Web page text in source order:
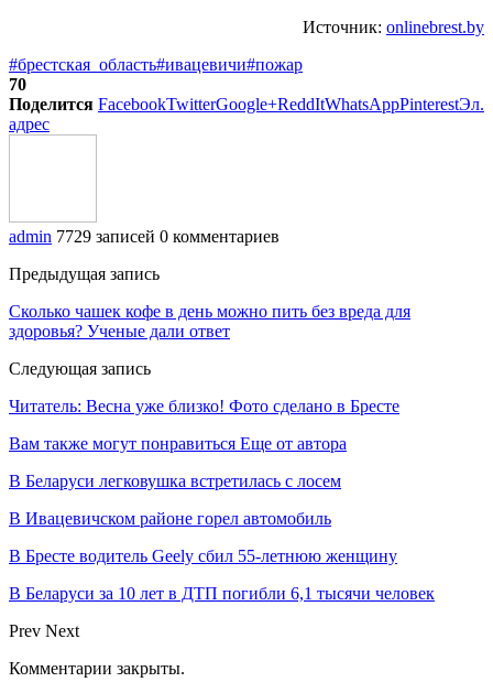
Источник: onlinebrest.by
#брестская_область#ивацевичи#пожар
70
Поделится FacebookTwitterGoogle+ReddItWhatsAppPinterestЭл.
адрес
admin 7729 записей 0 комментариев
Предыдущая запись
Сколько чашек кофе в день можно пить без вреда для
здоровья? Ученые дали ответ
Следующая запись
Читатель: Весна уже близко! Фото сделано в Бресте
Вам также могут понравиться Еще от автора
В Беларуси легковушка встретилась с лосем
В Ивацевичском районе горел автомобиль
В Бресте водитель Geely сбил 55-летнюю женщину
В Беларуси за 10 лет в ДТП погибли 6,1 тысячи человек
Prev Next
Комментарии закрыты.